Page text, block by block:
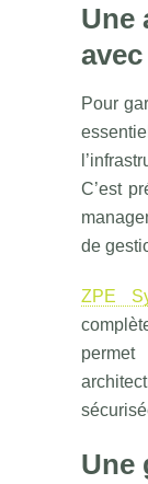
Une
Pour
C’est
de
ZPE
Une